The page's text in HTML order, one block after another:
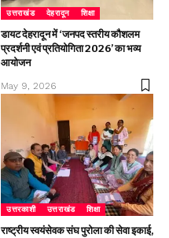
उत्तराखंड देहरादून शिक्षा
डायट देहरादून में ‘जनपद स्तरीय कौशलम
प्रदर्शनी एवं प्रतियोगिता 2026’ का भव्य
आयोजन
May 9, 2026
उत्तरकाशी उत्तराखंड शिक्षा
राष्ट्रीय स्वयंसेवक संघ पुरोला की सेवा इकाई,